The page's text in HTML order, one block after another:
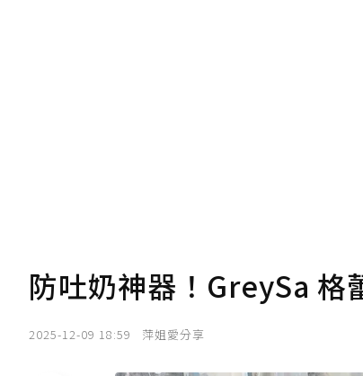
防吐奶神器！GreySa 格
2025-12-09 18:59 萍姐愛分享